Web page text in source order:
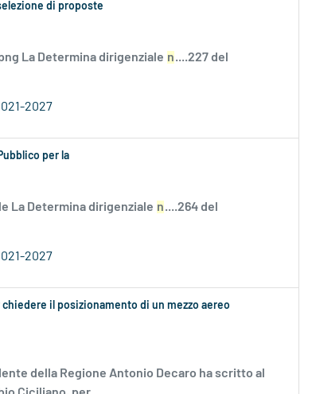
di proposte
La Determina dirigenziale n....227 del
2027
per la
La Determina dirigenziale n....264 del
2027
il posizionamento di un mezzo aereo
della Regione Antonio Decaro ha scritto al